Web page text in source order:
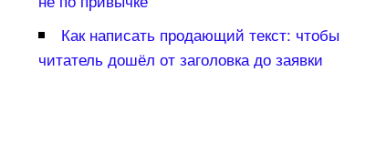
Как написать продающий текст: чтобы
читатель дошёл от заголовка до заявки